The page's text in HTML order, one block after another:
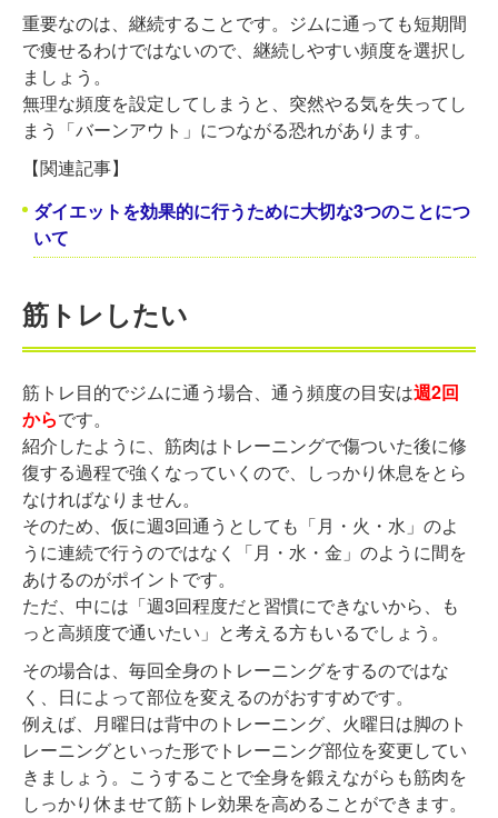
重要なのは、継続することです。ジムに通っても短期間
で痩せるわけではないので、継続しやすい頻度を選択し
ましょう。
無理な頻度を設定してしまうと、突然やる気を失ってし
まう「バーンアウト」につながる恐れがあります。
【関連記事】
ダイエットを効果的に行うために大切な3つのことにつ
いて
筋トレしたい
筋トレ目的でジムに通う場合、通う頻度の目安は週2回
からです。
紹介したように、筋肉はトレーニングで傷ついた後に修
復する過程で強くなっていくので、しっかり休息をとら
なければなりません。
そのため、仮に週3回通うとしても「月・火・水」のよ
うに連続で行うのではなく「月・水・金」のように間を
あけるのがポイントです。
ただ、中には「週3回程度だと習慣にできないから、も
っと高頻度で通いたい」と考える方もいるでしょう。
その場合は、毎回全身のトレーニングをするのではな
く、日によって部位を変えるのがおすすめです。
例えば、月曜日は背中のトレーニング、火曜日は脚のト
レーニングといった形でトレーニング部位を変更してい
きましょう。こうすることで全身を鍛えながらも筋肉を
しっかり休ませて筋トレ効果を高めることができます。